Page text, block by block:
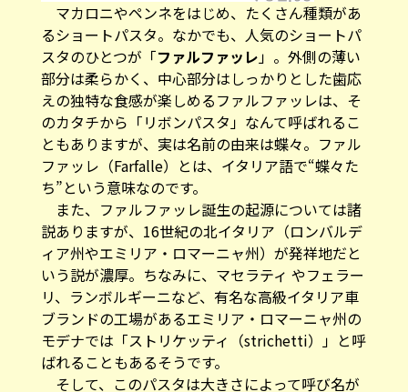
マカロニやペンネをはじめ、たくさん種類があ
るショートパスタ。なかでも、人気のショートパ
スタのひとつが「ファルファッレ」。外側の薄い
部分は柔らかく、中心部分はしっかりとした歯応
えの独特な食感が楽しめるファルファッレは、そ
のカタチから「リボンパスタ」なんて呼ばれるこ
ともありますが、実は名前の由来は蝶々。ファル
ファッレ（Farfalle）とは、イタリア語で“蝶々た
ち”という意味なのです。
また、ファルファッレ誕生の起源については諸
説ありますが、16世紀の北イタリア（ロンバルデ
ィア州やエミリア・ロマーニャ州）が発祥地だと
いう説が濃厚。ちなみに、マセラティ やフェラー
リ、ランボルギーニなど、有名な高級イタリア車
ブランドの工場があるエミリア・ロマーニャ州の
モデナでは「ストリケッティ（strichetti）」と呼
ばれることもあるそうです。
そして、このパスタは大きさによって呼び名が